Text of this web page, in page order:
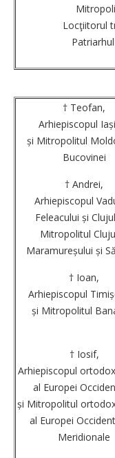
Locţiitorul
† Teofan,
Arhiepiscopul
și Mitropolitul
Bucovinei
† Andrei,
Arhiepiscopul
Feleacului și
Mitropolitul
Maramureșului și
† Ioan,
Arhiepiscopul
și Mitropolitul
† Iosif,
Arhiepiscopul
al Europei
și Mitropolitul
al Europei
Meridionale